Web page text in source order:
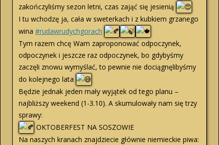
zakończyliśmy sezon letni, czas zająć się jesienią
I tu wchodzę ja, cała w sweterkach i z kubkiem grzanego
wina #rudawrudychgorach
Tym razem chcę Wam zaproponować odpoczynek,
odpoczynek i jeszcze raz odpoczynek, bo gdybyśmy
zaczęli znowu wymyślać, to pewnie nie dociągnęlibyśmy
do kolejnego lata
Będzie jednak jeden mały wyjątek od tego planu –
najbliższy weekend (1-3.10). A skumulowały nam się trzy
sprawy:
OKTOBERFEST NA SOSZOWIE
Na naszych kranach znajdziecie głównie niemieckie piwa: